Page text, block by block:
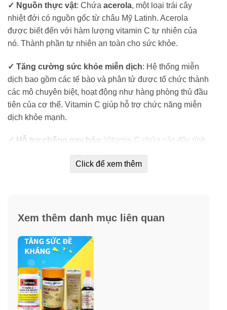
✓ Nguồn thực vật: Chứa acerola, một loại trái cây
nhiệt đới có nguồn gốc từ châu Mỹ Latinh. Acerola
được biết đến với hàm lượng vitamin C tự nhiên của
nó. Thành phần tự nhiên an toàn cho sức khỏe.
✓ Tăng cường sức khỏe miễn dịch: Hệ thống miễn
dịch bao gồm các tế bào và phân tử được tổ chức thành
các mô chuyên biệt, hoạt động như hàng phòng thủ đầu
tiên của cơ thể. Vitamin C giúp hỗ trợ chức năng miễn
dịch khỏe mạnh.
✓ Hỗ trợ chống oxy hóa : Vitamin C chứa các đặc tính
chống oxy hóa để giúp bảo vệ tế bào chống lại các tổn
thương do gốc tự do.Click để xem thêm
Xem thêm danh mục liên quan